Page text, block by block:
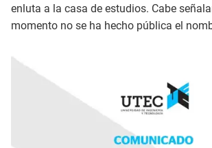
enluta a la casa de estudios. Cabe
momento no se ha hecho pública el